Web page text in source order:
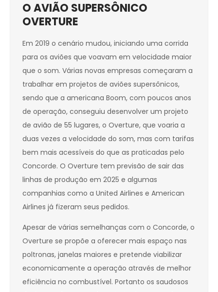
O AVIÃO SUPERSÔNICO
OVERTURE
Em 2019 o cenário mudou, iniciando uma corrida
para os aviões que voavam em velocidade maior
que o som. Várias novas empresas começaram a
trabalhar em projetos de aviões supersônicos,
sendo que a americana Boom, com poucos anos
de operação, conseguiu desenvolver um projeto
de avião de 55 lugares, o Overture, que voaria a
duas vezes a velocidade do som, mas com tarifas
bem mais acessíveis do que as praticadas pelo
Concorde. O Overture tem previsão de sair das
linhas de produção em 2025 e algumas
companhias como a United Airlines e American
Airlines já fizeram seus pedidos.
Apesar de várias semelhanças com o Concorde, o
Overture se propõe a oferecer mais espaço nas
poltronas, janelas maiores e pretende viabilizar
economicamente a operação através de melhor
eficiência no combustível. Portanto os saudosos